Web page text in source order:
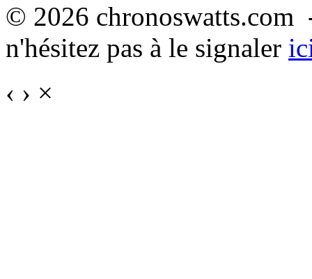
© 2026
n'hésitez pas à le signaler
‹ › ×